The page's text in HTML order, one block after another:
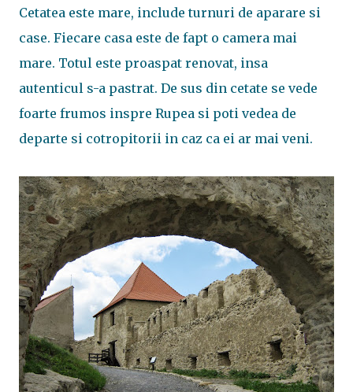
Cetatea este mare, include turnuri de aparare si
case. Fiecare casa este de fapt o camera mai
mare. Totul este proaspat renovat, insa
autenticul s-a pastrat. De sus din cetate se vede
foarte frumos inspre Rupea si poti vedea de
departe si cotropitorii in caz ca ei ar mai veni.